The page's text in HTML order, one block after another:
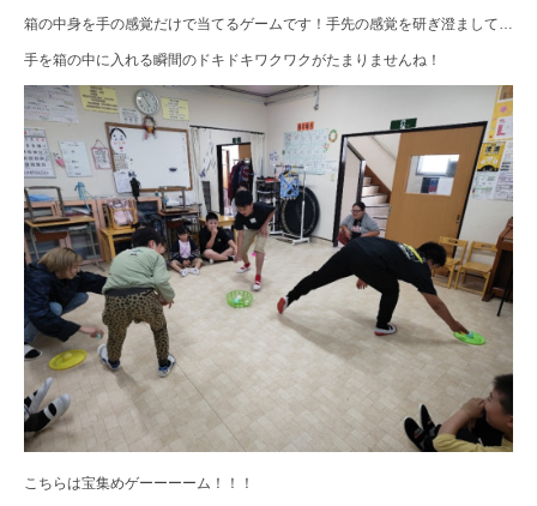
箱の中身を手の感覚だけで当てるゲームです！手先の感覚を研ぎ澄まして…
手を箱の中に入れる瞬間のドキドキワクワクがたまりませんね！
こちらは宝集めゲーーーーム！！！